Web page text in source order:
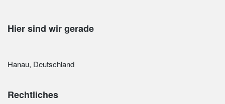
Hier sind wir gerade
Hanau, Deutschland
Rechtliches